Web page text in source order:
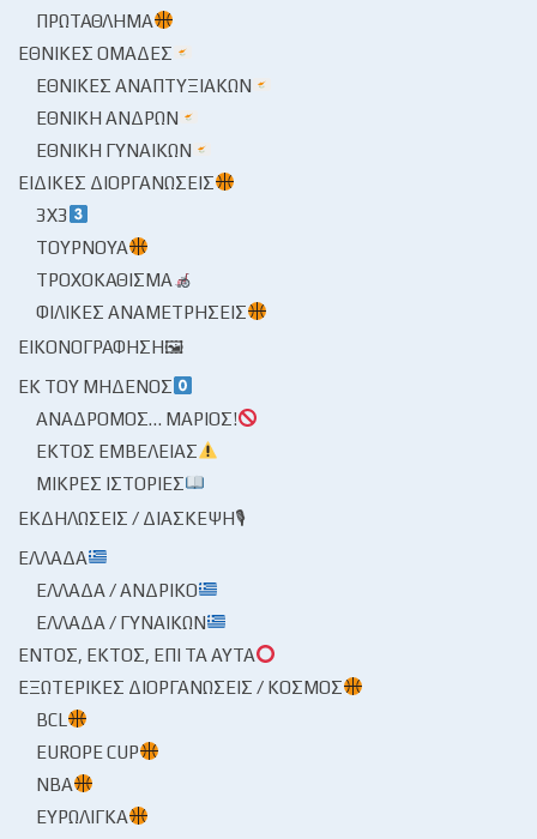
ΠΡΩΤΆΘΛΗΜΑ
ΕΘΝΙΚΈΣ ΟΜΆΔΕΣ
ΕΘΝΙΚΈΣ ΑΝΑΠΤΥΞΙΑΚΏΝ
ΕΘΝΙΚΉ ΑΝΔΡΏΝ
ΕΘΝΙΚΉ ΓΥΝΑΙΚΏΝ
ΕΙΔΙΚΈΣ ΔΙΟΡΓΑΝΏΣΕΙΣ
3X3
ΤΟΥΡΝΟΥΆ
ΤΡΟΧΟΚΆΘΙΣΜΑ
ΦΙΛΙΚΈΣ ΑΝΑΜΕΤΡΉΣΕΙΣ
ΕΙΚΟΝΟΓΡΆΦΗΣΗ🖼
ΕΚ ΤΟΥ ΜΗΔΕΝΌΣ
ΑΝΆΔΡΟΜΟΣ… ΜΆΡΙΟΣ!
ΕΚΤΌΣ ΕΜΒΈΛΕΙΑΣ
ΜΙΚΡΈΣ ΙΣΤΟΡΊΕΣ
ΕΚΔΗΛΏΣΕΙΣ / ΔΙΆΣΚΕΨΗ🎙
ΕΛΛΆΔΑ
ΕΛΛΆΔΑ / ΑΝΔΡΙΚΌ
ΕΛΛΆΔΑ / ΓΥΝΑΙΚΏΝ
ΕΝΤΌΣ, ΕΚΤΌΣ, ΕΠΊ ΤΑ ΑΥΤΆ
ΕΞΩΤΕΡΙΚΈΣ ΔΙΟΡΓΑΝΏΣΕΙΣ / ΚΌΣΜΟΣ
BCL
EUROPE CUP
NBA
ΕΥΡΩΛΊΓΚΑ